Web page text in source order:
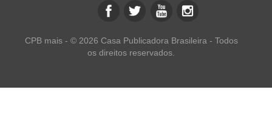
CPB mais - © 2026 Casa Publicadora Brasileira - Todos
os direitos reservados.